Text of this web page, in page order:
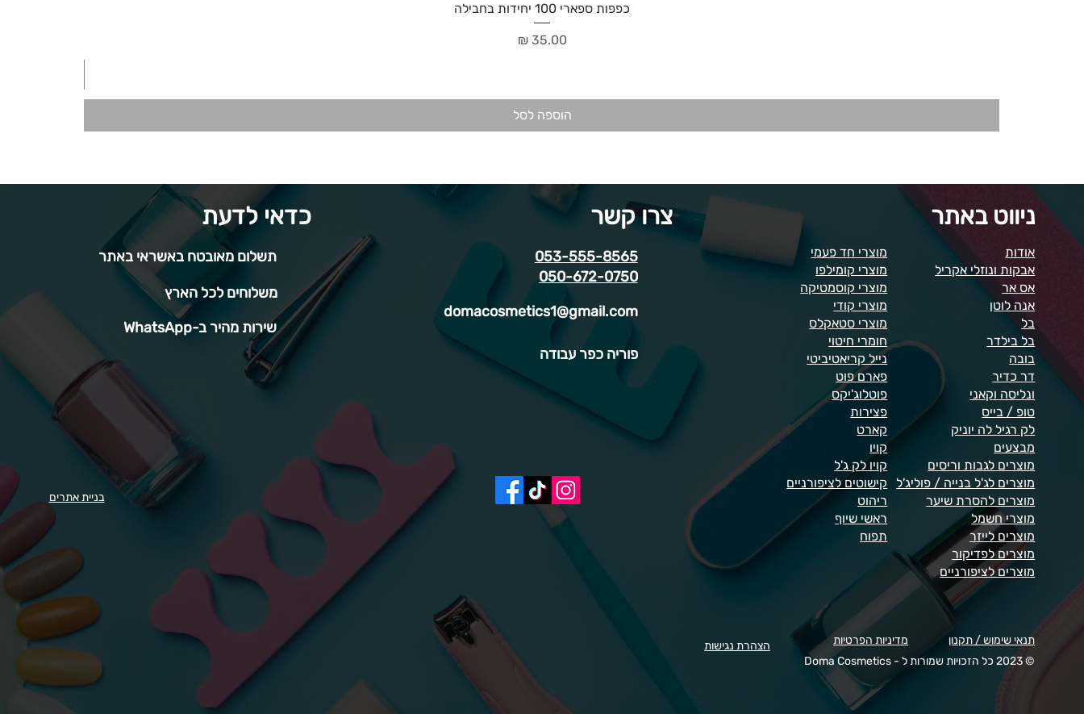
כפפות ספארי 100 יחידות בחבילה
מחיר‏35.00 ‏₪
הוספה לסל
כדאי לדעת
תשלום מאובטח באשראי באתר
משלוחים לכל הארץ
שירות מהיר ב-WhatsApp
בניית אתרים
צרו קשר
053-555-8565
050-672-0750
domacosmetics1@gmail.com
פוריה כפר עבודה
ניווט באתר
מוצרי חד פעמי
מוצרי קומילפו
מוצרי קוסמטיקה
מוצרי קודי
מוצרי סטאקלס
חומרי חיטוי
נייל קריאטיביטי
פארם פוט
פוטלוג'יקס
פצירות
קארט
קויו
קויו לק ג'ל
קישוטים לציפורניים
ריהוט
ראשי שיוף
תפוח
אודות
אבקות ונוזלי אקריל
אס אר
אנה לוטן
בל
בל בילדר
בובה
דר כדיר
ונליסה וקאני
טופ / בייס
לק רגיל לה יוניק
מבצעים
מוצרים לגבות וריסים
מוצרים לג'ל בנייה / פוליג'ל
מוצרים להסרת שיער
מוצרי חשמל
מוצרים לייזר
מוצרים לפדיקור
מוצרים לציפורניים
מדיניות הפרטיות
תנאי שימוש / תקנון
© 2023 כל הזכויות שמורות ל - Doma Cosmetics
הצהרת נגישות